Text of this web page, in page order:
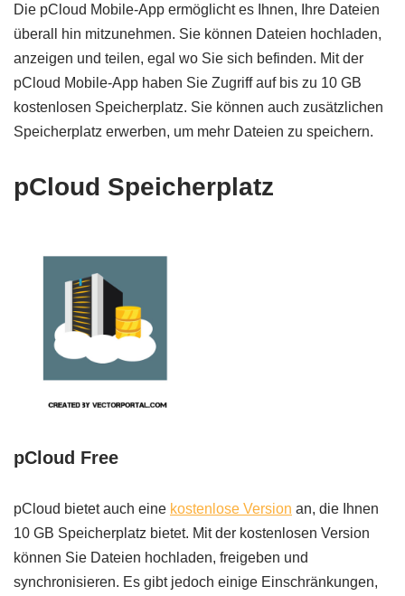
Die pCloud Mobile-App ermöglicht es Ihnen, Ihre Dateien
überall hin mitzunehmen. Sie können Dateien hochladen,
anzeigen und teilen, egal wo Sie sich befinden. Mit der
pCloud Mobile-App haben Sie Zugriff auf bis zu 10 GB
kostenlosen Speicherplatz. Sie können auch zusätzlichen
Speicherplatz erwerben, um mehr Dateien zu speichern.
pCloud Speicherplatz
pCloud Free
pCloud bietet auch eine kostenlose Version an, die Ihnen
10 GB Speicherplatz bietet. Mit der kostenlosen Version
können Sie Dateien hochladen, freigeben und
synchronisieren. Es gibt jedoch einige Einschränkungen,